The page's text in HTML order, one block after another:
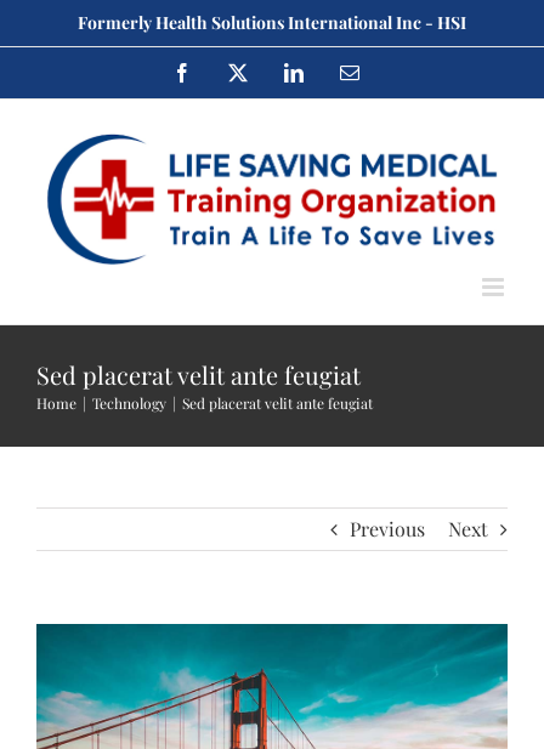
to
Formerly Health Solutions International Inc - HSI
Facebook LinkedInEmail
Sed placerat velit ante feugiat
Home Technology Sed placerat velit ante feugiat
Previous Next
Image